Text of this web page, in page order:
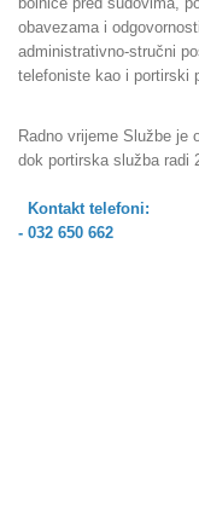
obavezama i
administrativno-stručni
telefoniste kao i portirski
Radno vrijeme Službe je
dok portirska služba radi
Kontakt telefoni:
- 032 650 662